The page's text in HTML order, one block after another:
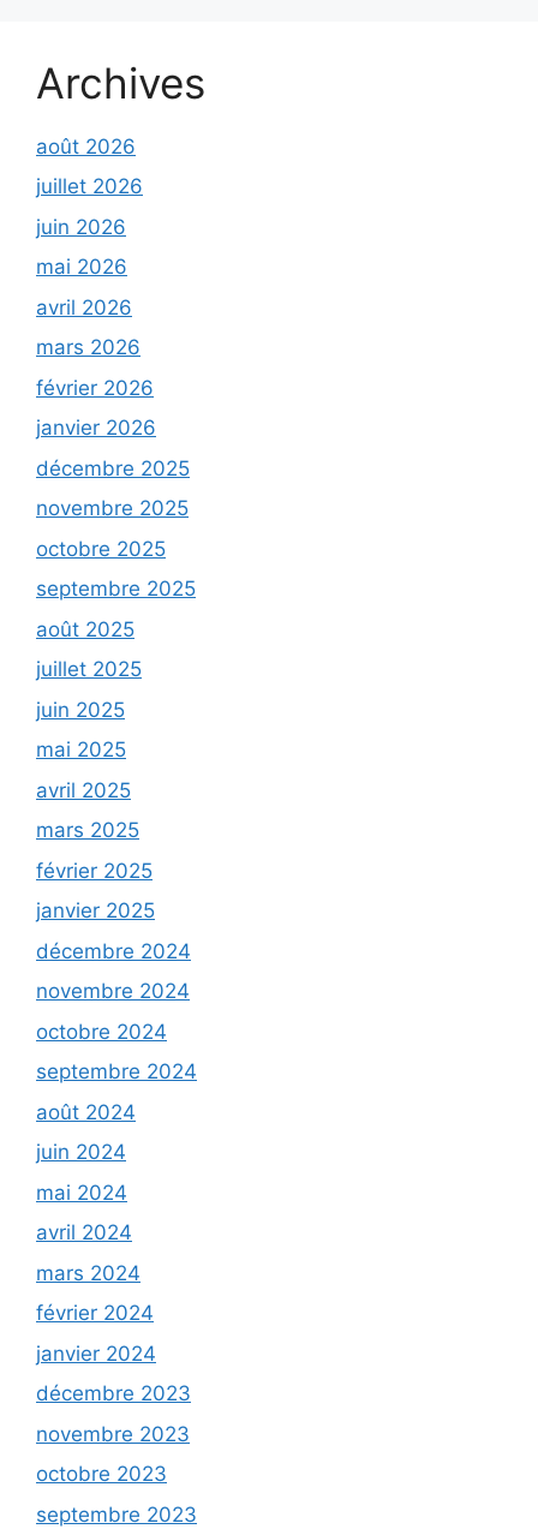
Archives
août 2026
juillet 2026
juin 2026
mai 2026
avril 2026
mars 2026
février 2026
janvier 2026
décembre 2025
novembre 2025
octobre 2025
septembre 2025
août 2025
juillet 2025
juin 2025
mai 2025
avril 2025
mars 2025
février 2025
janvier 2025
décembre 2024
novembre 2024
octobre 2024
septembre 2024
août 2024
juin 2024
mai 2024
avril 2024
mars 2024
février 2024
janvier 2024
décembre 2023
novembre 2023
octobre 2023
septembre 2023